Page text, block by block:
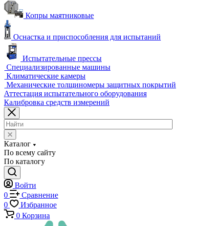
Копры маятниковые
Оснастка и приспособления для испытаний
Испытательные прессы
Специализированные машины
Климатические камеры
Механические толщиномеры защитных покрытий
Аттестация испытательного оборудования
Калибровка средств измерений
Каталог
По всему сайту
По каталогу
Войти
0
Сравнение
0
Избранное
0 Корзина